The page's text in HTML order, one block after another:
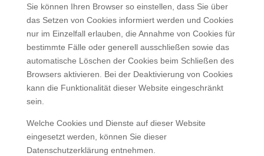
Sie können Ihren Browser so einstellen, dass Sie über
das Setzen von Cookies informiert werden und Cookies
nur im Einzelfall erlauben, die Annahme von Cookies für
bestimmte Fälle oder generell ausschließen sowie das
automatische Löschen der Cookies beim Schließen des
Browsers aktivieren. Bei der Deaktivierung von Cookies
kann die Funktionalität dieser Website eingeschränkt
sein.
Welche Cookies und Dienste auf dieser Website
eingesetzt werden, können Sie dieser
Datenschutzerklärung entnehmen.